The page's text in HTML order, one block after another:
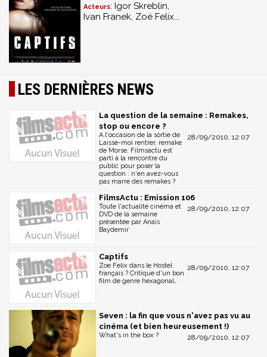
Acteurs: Igor Skreblin,
Ivan Franek, Zoé Felix...
LES DERNIÈRES NEWS
La question de la semaine : Remakes,
stop ou encore ?
28/09/2010, 12:07
A l'occasion de la sortie de
Laisse-moi rentrer, remake
de Morse, Filmsactu est
parti à la rencontre du
public pour poser la
question : n'en avez-vous
pas marre des remakes ?
FilmsActu : Emission 106
28/09/2010, 12:07
Toute l'actualité cinéma et
DVD de la semaine
présentée par Anaïs
Baydemir
Captifs
28/09/2010, 12:07
Zoe Felix dans le Hostel
français ? Critique d'un bon
film de genre hexagonal…
Seven : la fin que vous n'avez pas vu au
cinéma (et bien heureusement !)
28/09/2010, 12:07
What's in the box ?